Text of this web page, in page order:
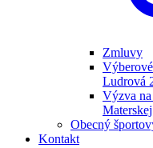
Zmluvy
Ludrová
Výzva
Obecný
Kontakt